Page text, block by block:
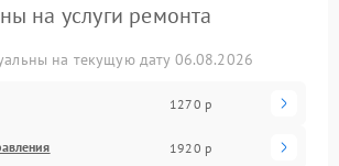
на услуги ремонта
на текущую дату 06.08.2026
1270 р
1920 р